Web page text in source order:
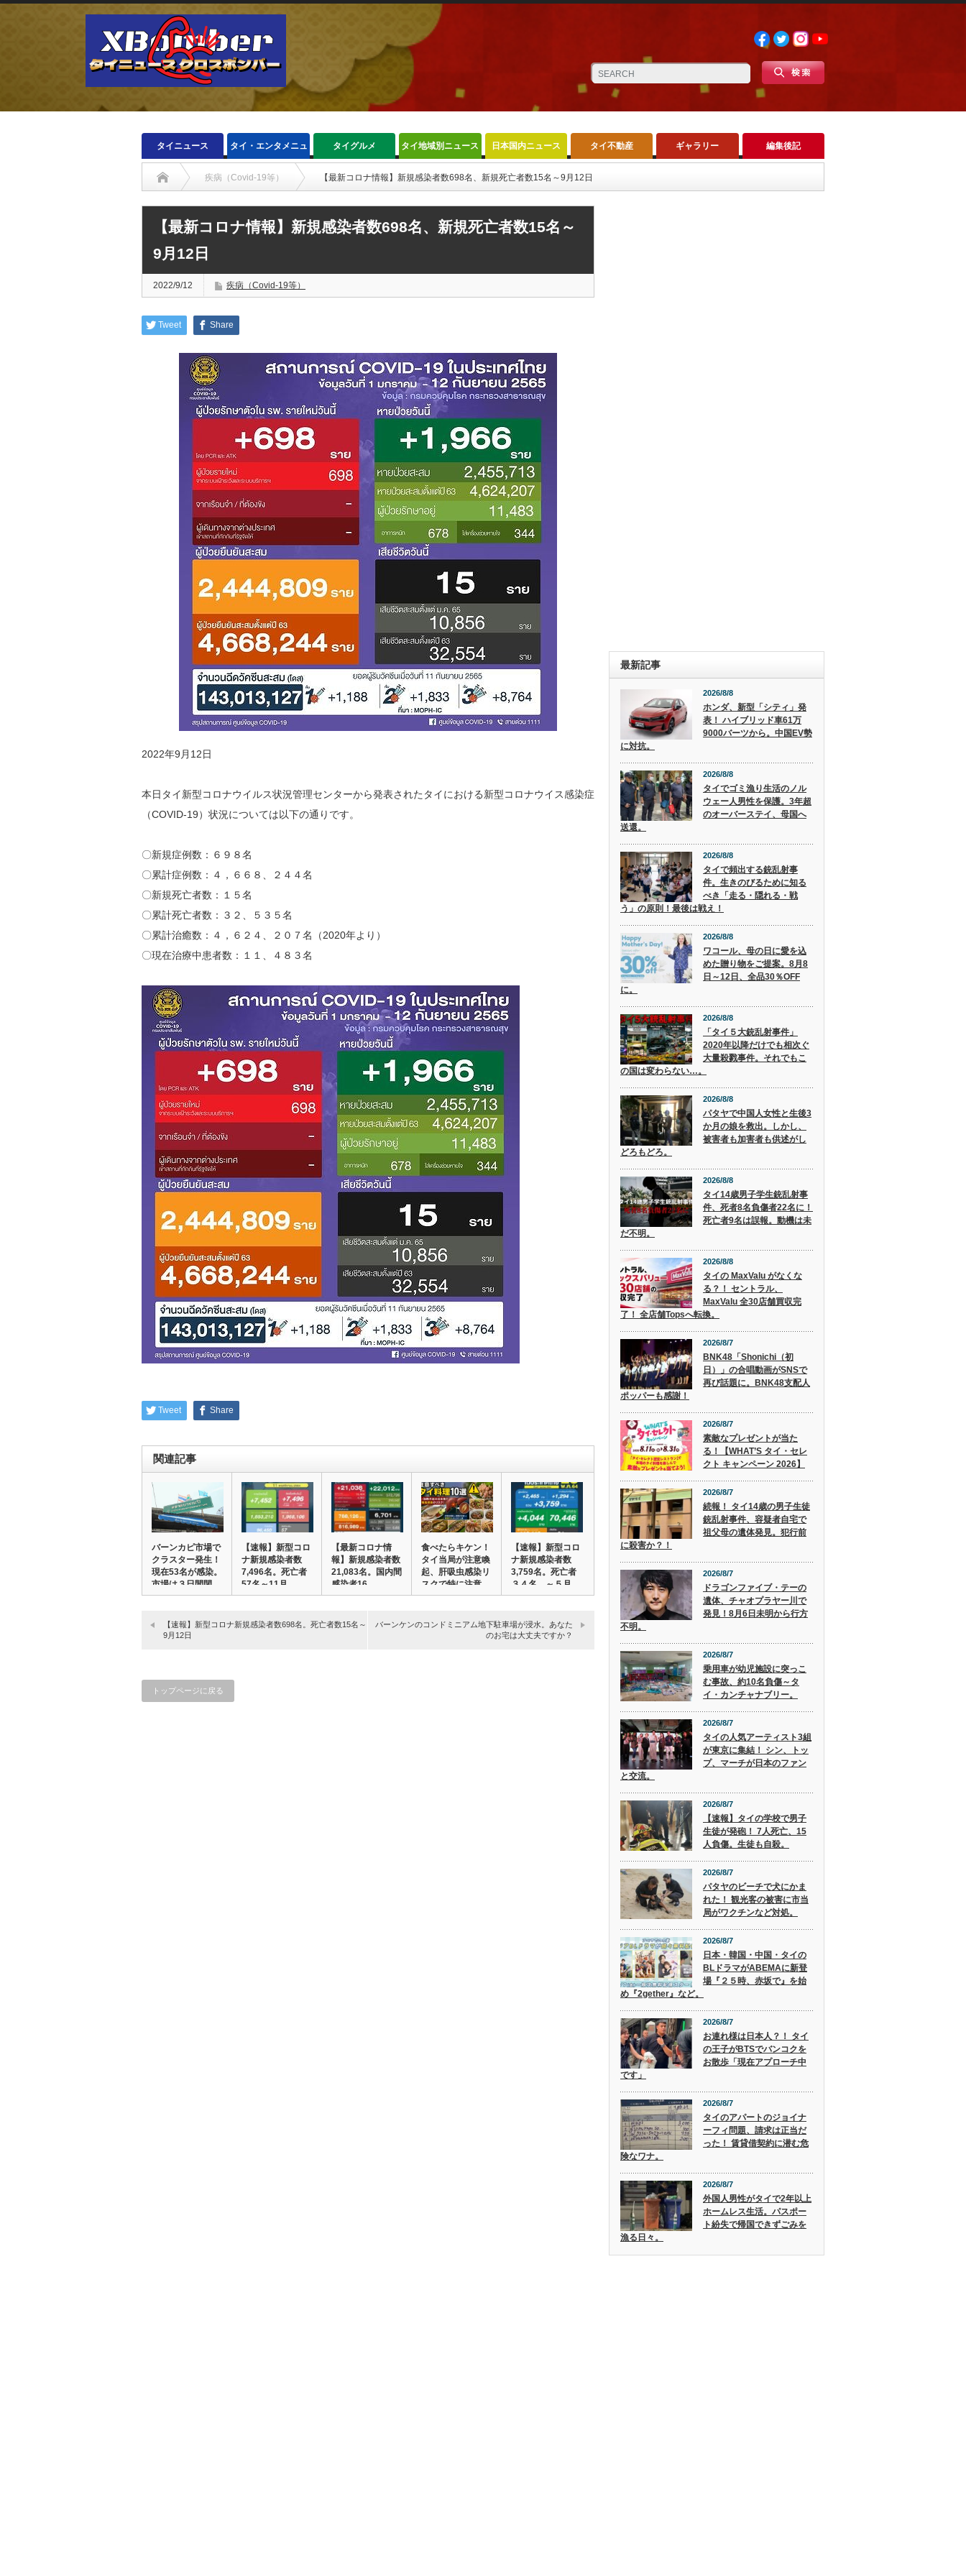
タイニュース タイ・エンタメニュ
ース
タイグルメ タイ地域別ニュース 日本国内ニュース タイ不動産 ギャラリー 編集後記
疾病（Covid-19等） 【最新コロナ情報】新規感染者数698名、新規死亡者数15名～9月12日
【最新コロナ情報】新規感染者数698名、新規死亡者数15名～
9月12日
2022/9/12 疾病（Covid-19等）
Tweet Share
2022年9月12日
本日タイ新型コロナウイルス状況管理センターから発表されたタイにおける新型コロナウイス感染症
（COVID-19）状況については以下の通りです。
〇新規症例数：６９８名
〇累計症例数：４，６６８、２４４名
〇新規死亡者数：１５名
〇累計死亡者数：３２、５３５名
〇累計治癒数：４，６２４、２０７名（2020年より）
〇現在治療中患者数：１１、４８３名
Tweet Share
関連記事
バーンカピ市場で
クラスター発生！
現在53名が感染。
市場は３日間閉…
【速報】新型コロ
ナ新規感染者数
7,496名。死亡者
57名～11月…
【最新コロナ情
報】新規感染者数
21,083名。国内間
感染者16,…
食べたらキケン！
タイ当局が注意喚
起、肝吸虫感染リ
スクで特に注意…
【速報】新型コロ
ナ新規感染者数
3,759名。死亡者
３４名。～５月…
【速報】新型コロナ新規感染者数698名。死亡者数15名～
9月12日
バーンケンのコンドミニアム地下駐車場が浸水。あなた
のお宅は大丈夫ですか？
トップページに戻る
最新記事
2026/8/8
ホンダ、新型「シティ」発
表！ ハイブリッド車61万
9000バーツから。中国EV勢
に対抗。
2026/8/8
タイでゴミ漁り生活のノル
ウェー人男性を保護。3年超
のオーバーステイ、母国へ
送還。
2026/8/8
タイで頻出する銃乱射事
件。生きのびるために知る
べき「走る・隠れる・戦
う」の原則！最後は戦え！
2026/8/8
ワコール、母の日に愛を込
めた贈り物をご提案。8月8
日～12日、全品30％OFF
に。
2026/8/8
「タイ５大銃乱射事件」
2020年以降だけでも相次ぐ
大量殺戮事件。それでもこ
の国は変わらない…。
2026/8/8
パタヤで中国人女性と生後3
か月の娘を救出。しかし、
被害者も加害者も供述がし
どろもどろ。
2026/8/8
タイ14歳男子学生銃乱射事
件、死者8名負傷者22名に！
死亡者9名は誤報。動機は未
だ不明。
2026/8/8
タイの MaxValu がなくな
る？！ セントラル、
MaxValu 全30店舗買収完
了！ 全店舗Topsへ転換。
2026/8/7
BNK48「Shonichi（初
日）」の合唱動画がSNSで
再び話題に。BNK48支配人
ポッパーも感謝！
2026/8/7
素敵なプレゼントが当た
る！【WHAT’S タイ・セレ
クト キャンペーン 2026】
2026/8/7
続報！ タイ14歳の男子生徒
銃乱射事件、容疑者自宅で
祖父母の遺体発見。犯行前
に殺害か？！
2026/8/7
ドラゴンファイブ・テーの
遺体、チャオプラヤー川で
発見！8月6日未明から行方
不明。
2026/8/7
乗用車が幼児施設に突っこ
む事故、約10名負傷～タ
イ・カンチャナブリー。
2026/8/7
タイの人気アーティスト3組
が東京に集結！ シン、トッ
プ、マーチが日本のファン
と交流。
2026/8/7
【速報】タイの学校で男子
生徒が発砲！ 7人死亡、15
人負傷。生徒も自殺。
2026/8/7
パタヤのビーチで犬にかま
れた！ 観光客の被害に市当
局がワクチンなど対処。
2026/8/7
日本・韓国・中国・タイの
BLドラマがABEMAに新登
場『２５時、赤坂で』を始
め『2gether』など。
2026/8/7
お連れ様は日本人？！ タイ
の王子がBTSでバンコクを
お散歩「現在アプローチ中
です」
2026/8/7
タイのアパートのジョイナ
ーフィ問題、請求は正当だ
った！ 賃貸借契約に潜む危
険なワナ。
2026/8/7
外国人男性がタイで2年以上
ホームレス生活。パスポー
ト紛失で帰国できずごみを
漁る日々。